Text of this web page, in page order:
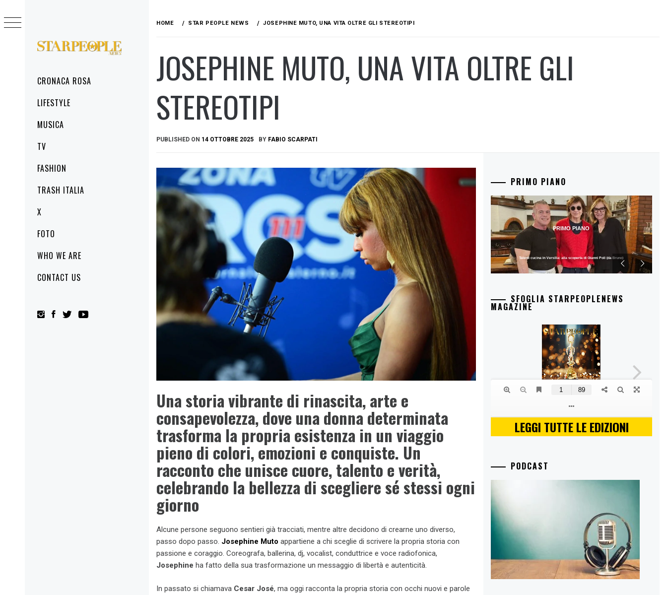
STARPEOPLENEWS
MenuCRONACA ROSA
LIFESTYLE
MUSICA
TV
FASHION
TRASH ITALIA
X
FOTO
WHO WE ARE
CONTACT US
to
content
HOME STAR PEOPLE NEWS JOSEPHINE MUTO, UNA VITA OLTRE GLI STEREOTIPI
JOSEPHINE MUTO, UNA VITA OLTRE GLI
STEREOTIPI
PUBLISHED ON 14 OTTOBRE 2025 BY FABIO SCARPATI
Una storia vibrante di rinascita, arte e
consapevolezza, dove una donna determinata
trasforma la propria esistenza in un viaggio
pieno di colori, emozioni e conquiste. Un
racconto che unisce cuore, talento e verità,
celebrando la bellezza di scegliere sé stessi ogni
giorno
Alcune persone seguono sentieri già tracciati, mentre altre decidono di crearne uno diverso,
passo dopo passo. Josephine Muto appartiene a chi sceglie di scrivere la propria storia con
passione e coraggio. Coreografa, ballerina, dj, vocalist, conduttrice e voce radiofonica,
Josephine ha fatto della sua trasformazione un messaggio di libertà e autenticità.
In passato si chiamava Cesar José, ma oggi racconta la propria storia con occhi nuovi e parole
PRIMO PIANO
Talenti cucina in Versilia: alla scoperta di Gianni Poli (da Bruno)
PRIMO PIANO
SFOGLIA STARPEOPLENEWS
MAGAZINE
LEGGI TUTTE LE EDIZIONI
PODCAST